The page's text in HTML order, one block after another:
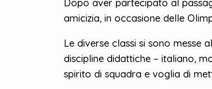
Dopo aver partecipato al
amicizia, in occasione delle
Le diverse classi si sono messe
discipline didattiche – italiano,
spirito di squadra e voglia di